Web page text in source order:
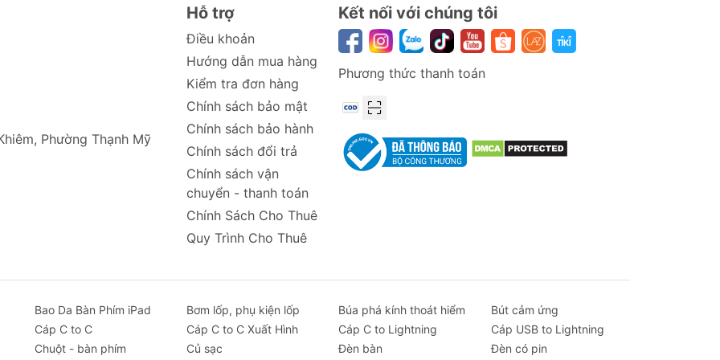
Phường Thạnh Mỹ
Hỗ trợ
Điều khoản
Hướng dẫn mua hàng
Kiểm tra đơn hàng
Chính sách bảo mật
Chính sách bảo hành
Chính sách đổi trả
Chính sách vận
chuyển - thanh toán
Chính Sách Cho Thuê
Quy Trình Cho Thuê
Kết nối với chúng tôi
Phương thức thanh toán
Bao Da Bàn Phím iPad Bơm lốp, phụ kiện lốp Búa phá kính thoát hiểm
Bút cảm ứng
Cáp C to C
Cáp C to C Xuất Hình Cáp C to Lightning
Cáp USB to Lightning
Chuột - bàn phím
Củ sạc Đèn bàn Đèn có pin